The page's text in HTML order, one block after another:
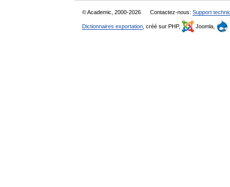
© Academic, 2000-2026 Contactez-nous: Support
Dictionnaires exportation , créé sur PHP, Joomla,